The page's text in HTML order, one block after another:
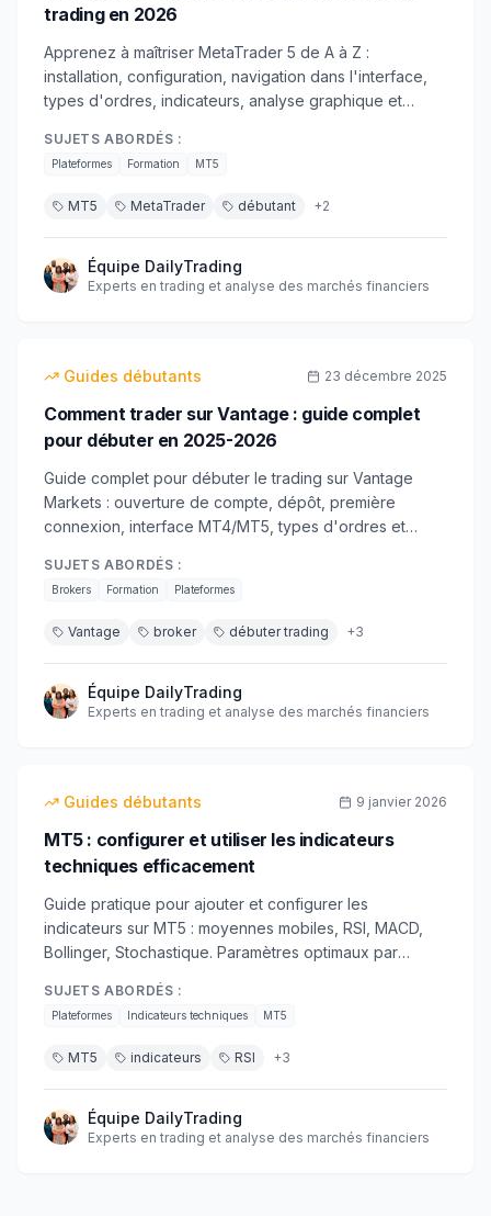
trading en 2026
Apprenez à maîtriser MetaTrader 5 de A à Z :
installation, configuration, navigation dans l'interface,
types d'ordres, indicateurs, analyse graphique et
captures d'écran.
SUJETS ABORDÉS :
Plateformes Formation MT5
MT5 MetaTrader débutant +2
Équipe DailyTrading
Experts en trading et analyse des marchés financiers
Guides débutants 23 décembre 2025
Comment trader sur Vantage : guide complet
pour débuter en 2025-2026
Guide complet pour débuter le trading sur Vantage
Markets : ouverture de compte, dépôt, première
connexion, interface MT4/MT5, types d'ordres et
trader en toute sécurité.
SUJETS ABORDÉS :
Brokers Formation Plateformes
Vantage broker débuter trading +3
Équipe DailyTrading
Experts en trading et analyse des marchés financiers
Guides débutants 9 janvier 2026
MT5 : configurer et utiliser les indicateurs
techniques efficacement
Guide pratique pour ajouter et configurer les
indicateurs sur MT5 : moyennes mobiles, RSI, MACD,
Bollinger, Stochastique. Paramètres optimaux par
personnalisation.
SUJETS ABORDÉS :
Plateformes Indicateurs techniques MT5
MT5 indicateurs RSI +3
Équipe DailyTrading
Experts en trading et analyse des marchés financiers